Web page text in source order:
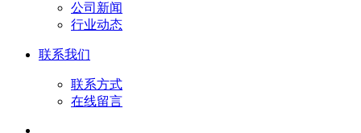
公司新闻
行业动态
联系我们
联系方式
在线留言